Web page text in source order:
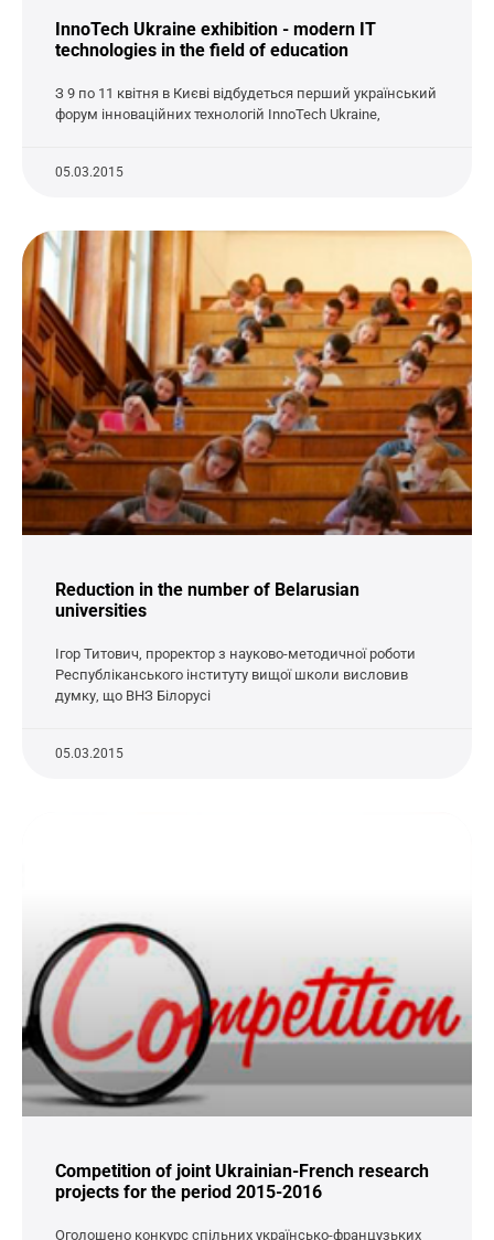
InnoTech Ukraine exhibition - modern IT
technologies in the field of education
З 9 по 11 квітня в Києві відбудеться перший український
форум інноваційних технологій InnoTech Ukraine,
05.03.2015
Reduction in the number of Belarusian
universities
Ігор Титович, проректор з науково-методичної роботи
Республіканського інституту вищої школи висловив
думку, що ВНЗ Білорусі
05.03.2015
Competition of joint Ukrainian-French research
projects for the period 2015-2016
Оголошено конкурс спільних українсько-французьких